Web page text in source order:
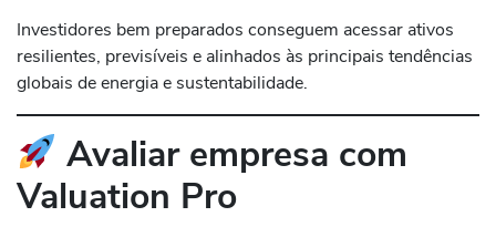
Investidores bem preparados conseguem acessar ativos
resilientes, previsíveis e alinhados às principais tendências
globais de energia e sustentabilidade.
Avaliar empresa com
Valuation Pro